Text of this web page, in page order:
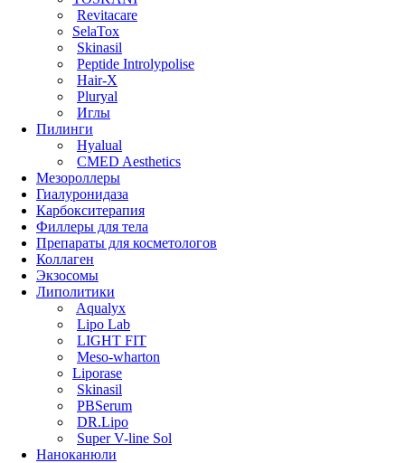
Revitacare
SelaTox
Skinasil
Peptide Introlypolise
Hair-X
Pluryal
Иглы
Пилинги
Hyalual
CMED Aesthetics
Мезороллеры
Гиалуронидаза
Карбокситерапия
Филлеры для тела
Препараты для косметологов
Коллаген
Экзосомы
Липолитики
Aqualyx
Lipo Lab
LIGHT FIT
Meso-wharton
Liporase
Skinasil
PBSerum
DR.Lipo
Super V-line Sol
Наноканюли